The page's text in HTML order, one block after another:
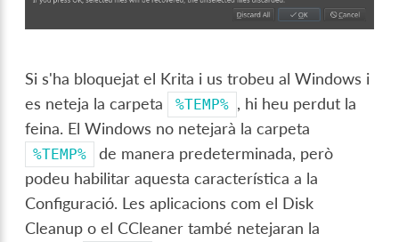
Si s'ha bloquejat el Krita i us trobeu al Windows i
es neteja la carpeta
%TEMP% , hi heu perdut la
feina. El Windows no netejarà la carpeta
%TEMP%
de manera predeterminada, però
podeu habilitar aquesta característica a la
Configuració. Les aplicacions com el Disk
Cleanup o el CCleaner també netejaran la